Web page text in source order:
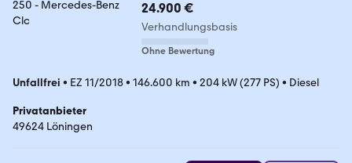
24.900 €
Verhandlungsbasis
Ohne Bewertung
Unfallfrei • EZ 11/2018• 146.600 km • 204 kW (277 PS) • Diesel
Privatanbieter
49624 Löningen